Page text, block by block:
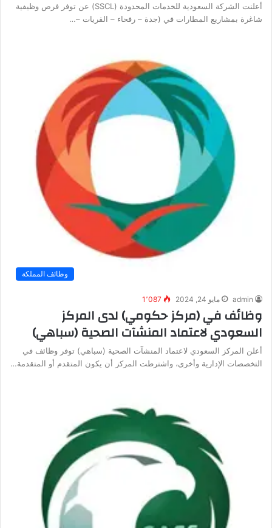
أعلنت الشركة السعودية للخدمات المحدودة (SSCL) عن توفر فرص وظيفية
شاغرة بمشاريع المطارات في (جدة – رفحاء – القريات –…
وظائف المملكة
admin مايو 24, 2024 1٬087
وظائف في (مركز حكومي) لدى المركز
السعودي لاعتماد المنشآت الصحية (سباهي)
أعلن المركز السعودي لاعتماد المنشآت الصحية (سباهي) توفر وظائف في
التخصصات الإدارية وأخرى، واشترطت المركز أن يكون المتقدم أو المتقدمة…